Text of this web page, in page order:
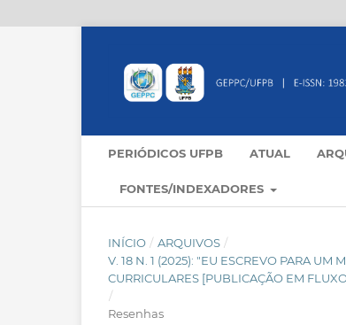
PERIÓDICOS UFPB ATUAL
FONTES/INDEXADORES
INÍCIO / ARQUIVOS /
V. 18 N. 1 (2025): "EU ESCREVO PARA
CURRICULARES [PUBLICAÇÃO EM
/
Resenhas